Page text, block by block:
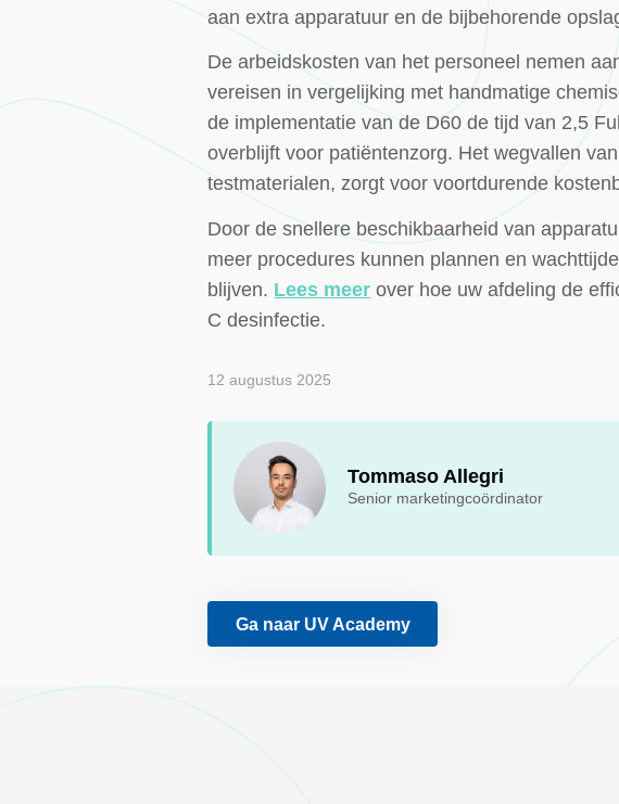
aan extra apparatuur en de bijbehorende
De arbeidskosten van het personeel nemen
vereisen in vergelijking met handmatige
de implementatie van de D60 de tijd van 2,5
overblijft voor patiëntenzorg. Het wegvallen
testmaterialen, zorgt voor voortdurende
Door de snellere beschikbaarheid van
meer procedures kunnen plannen en
blijven. Lees meer over hoe uw afdeling de
C desinfectie.
12 augustus 2025
Tommaso Allegri
Senior marketingcoördinator
Ga naar UV Academy